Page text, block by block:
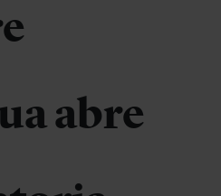
abre